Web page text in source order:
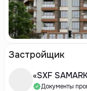
Застройщик
«SXF
Документы